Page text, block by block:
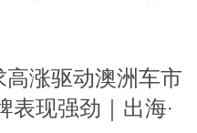
涨驱动澳洲车市
表现强劲｜出海·